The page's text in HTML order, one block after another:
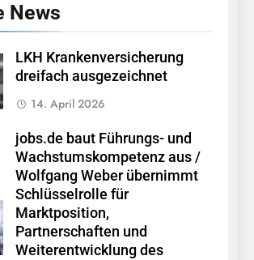
News
LKH Krankenversicherung
dreifach ausgezeichnet
14. April 2026
jobs.de baut Führungs- und
Wachstumskompetenz aus /
Wolfgang Weber übernimmt
Schlüsselrolle für
Marktposition,
Partnerschaften und
Weiterentwicklung des